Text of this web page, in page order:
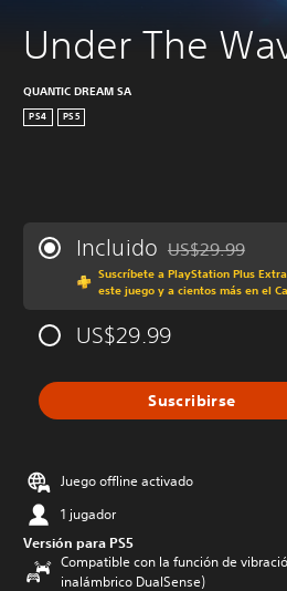
Under The
QUANTIC DREAM SA
PS4 PS5
Incluido Rebajado del
US$29.99
Suscríbete a PlayStation Plus
este juego y a cientos más en el
US$29.99
Suscribirse
Juego offline activado
1 jugador
Versión para PS5
Compatible con la función de
inalámbrico DualSense)